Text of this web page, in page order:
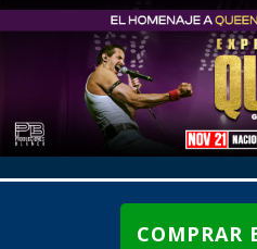
COMPRAR